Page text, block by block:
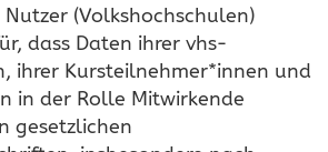
(Volkshochschulen)
dass Daten ihrer vhs-
ihrer Kursteilnehmer*innen und
in der Rolle Mitwirkende
gesetzlichen